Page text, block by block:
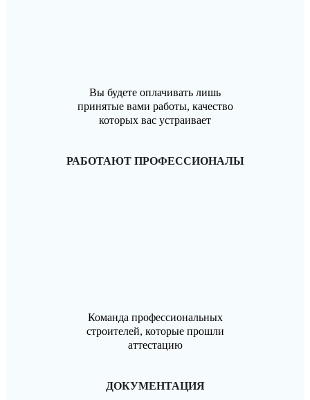
Вы будете оплачивать лишь
принятые вами работы, качество
которых вас устраивает
РАБОТАЮТ ПРОФЕССИОНАЛЫ
Команда профессиональных
строителей, которые прошли
аттестацию
ДОКУМЕНТАЦИЯ